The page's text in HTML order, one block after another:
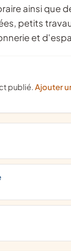
ainsi que
petits
et
publié.Ajouter